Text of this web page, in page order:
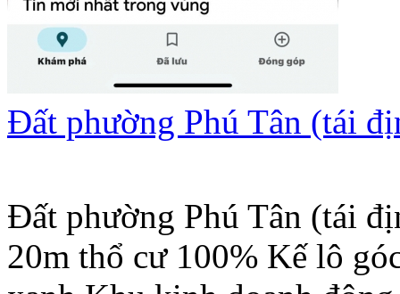
Đất phường Phú Tân (tái
Đất phường Phú Tân (tái
20m thổ cư 100% Kế lô